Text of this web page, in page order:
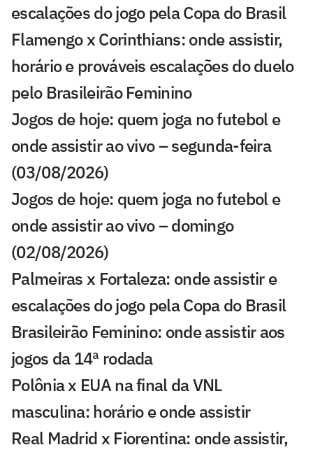
escalações do jogo pela Copa do Brasil
Flamengo x Corinthians: onde assistir,
horário e prováveis escalações do duelo
pelo Brasileirão Feminino
Jogos de hoje: quem joga no futebol e
onde assistir ao vivo – segunda-feira
(03/08/2026)
Jogos de hoje: quem joga no futebol e
onde assistir ao vivo – domingo
(02/08/2026)
Palmeiras x Fortaleza: onde assistir e
escalações do jogo pela Copa do Brasil
Brasileirão Feminino: onde assistir aos
jogos da 14ª rodada
Polônia x EUA na final da VNL
masculina: horário e onde assistir
Real Madrid x Fiorentina: onde assistir,